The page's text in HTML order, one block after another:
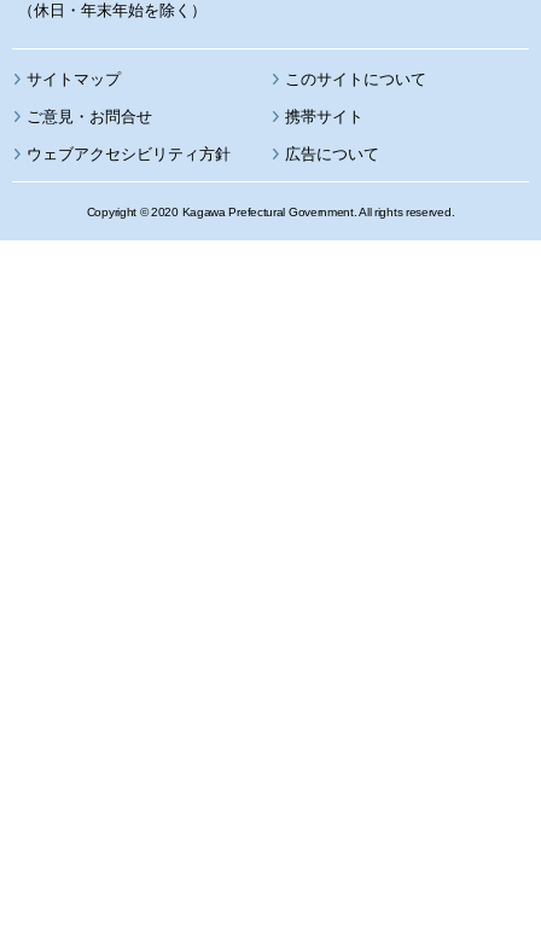
（休日・年末年始を除く）
サイトマップ このサイトについて
携帯サイト
ウェブアクセシビリティ方針 広告について
Copyright © 2020 Kagawa Prefectural Government. All rights reserved.